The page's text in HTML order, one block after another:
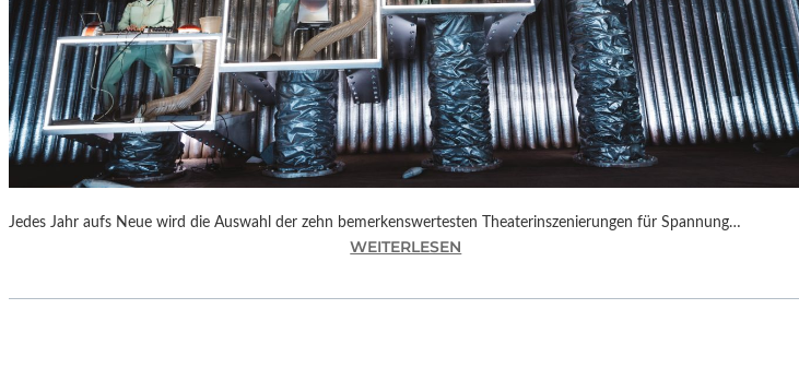
H
T
W
E
R
D
E
N
Jedes Jahr aufs Neue wird die Auswahl der zehn bemerkenswertesten Theaterinszenierungen für Spannung…
WEITERLESEN
E